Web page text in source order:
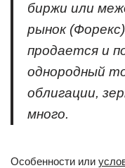
биржи или
рынок
продается и
однородный
облигации,
много.
Особенности или